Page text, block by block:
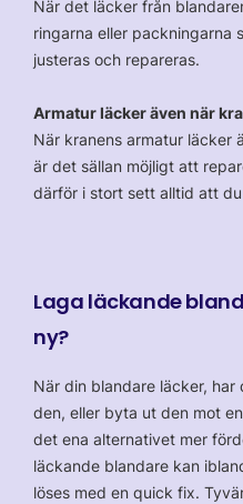
När det läcker från
ringarna eller packningarna
justeras och repareras.
Armatur läcker även när
När kranens armatur läcker
är det sällan möjligt att
därför i stort sett alltid att
Laga läckande
ny?
När din blandare läcker,
den, eller byta ut den mot
det ena alternativet mer
läckande blandare kan
löses med en quick fix.